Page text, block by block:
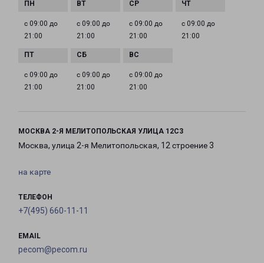
с 09:00 до
21:00
с 09:00 до
21:00
с 09:00 до
21:00
с 09:00 до
21:00
с 09:00 до
21:00
с 09:00 до
21:00
с 09:00 до
21:00
МОСКВА 2-Я МЕЛИТОПОЛЬСКАЯ УЛИЦА 12С3
Москва, улица 2-я Мелитопольская, 12 строение 3
на карте
ТЕЛЕФОН
+7(495) 660-11-11
EMAIL
pecom@pecom.ru